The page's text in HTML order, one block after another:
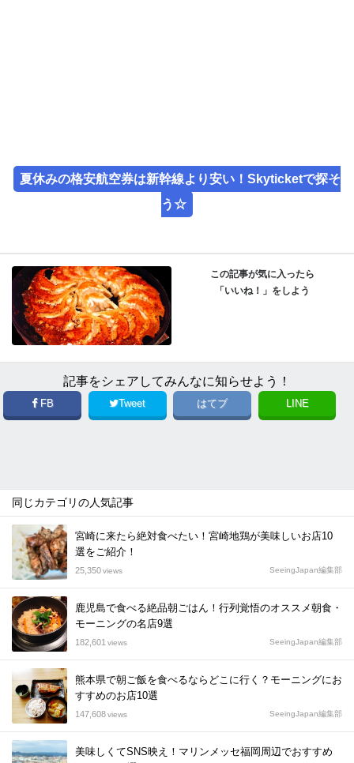
夏休みの格安航空券は新幹線より安い！Skyticketで探そ
う☆
この記事が気に入ったら
「いいね！」をしよう
記事をシェアしてみんなに知らせよう！
FB Tweet はてブ LINE
同じカテゴリの人気記事
宮崎に来たら絶対食べたい！宮崎地鶏が美味しいお店10
選をご紹介！
25,350views SeeingJapan編集部
鹿児島で食べる絶品朝ごはん！行列覚悟のオススメ朝食・
モーニングの名店9選
182,601 views SeeingJapan編集部
熊本県で朝ご飯を食べるならどこに行く？モーニングにお
すすめのお店10選
147,608views SeeingJapan編集部
美味しくてSNS映え！マリンメッセ福岡周辺でおすすめ